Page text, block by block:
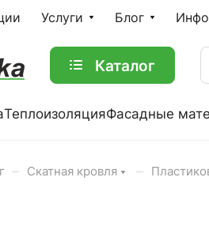
Услуги Блог
Каталог
ТеплоизоляцияФасадные
– Скатная кровля –